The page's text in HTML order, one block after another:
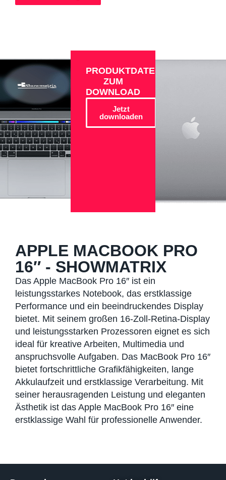
PRODUKTDATEN
ZUM
DOWNLOAD
Jetzt
downloaden
APPLE MACBOOK PRO
16″ - SHOWMATRIX
Das Apple MacBook Pro 16″ ist ein
leistungsstarkes Notebook, das erstklassige
Performance und ein beeindruckendes Display
bietet. Mit seinem großen 16-Zoll-Retina-Display
und leistungsstarken Prozessoren eignet es sich
ideal für kreative Arbeiten, Multimedia und
anspruchsvolle Aufgaben. Das MacBook Pro 16″
bietet fortschrittliche Grafikfähigkeiten, lange
Akkulaufzeit und erstklassige Verarbeitung. Mit
seiner herausragenden Leistung und eleganten
Ästhetik ist das Apple MacBook Pro 16″ eine
erstklassige Wahl für professionelle Anwender.